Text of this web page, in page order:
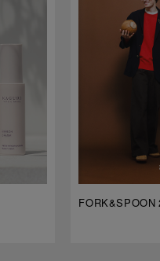
FORK&SPOON